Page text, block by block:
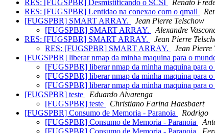
RES: [FUGSPBR] Desmistificando o SCSI
Renato
RES: [FUGSPBR] Lentidao na conexao com o qmail
[FUGSPBR] SMART ARRAY.
Jean Pierre Telschow
[FUGSPBR] SMART ARRAY.
Alexandre
RES: [FUGSPBR] SMART ARRAY.
Jean Pierre
RES: [FUGSPBR] SMART ARRAY.
Jean Pierre
[FUGSPBR] liberar nmap da minha maquina para o
[FUGSPBR] liberar nmap da minha maquina para o
[FUGSPBR] liberar nmap da minha maquina para o
[FUGSPBR] liberar nmap da minha maquina para o
[FUGSPBR] teste
Eduardo Alvarenga
[FUGSPBR] teste
Christiano Farina Haesbaert
[FUGSPBR] Consumo de Memoria - Paranoia
Rodrigo
[FUGSPBR] Consumo de Memoria - Paranoia